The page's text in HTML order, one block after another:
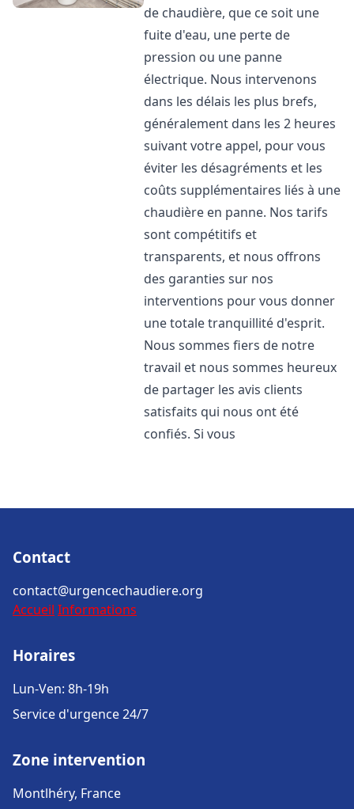
de chaudière, que ce soit une
fuite d'eau, une perte de
pression ou une panne
électrique. Nous intervenons
dans les délais les plus brefs,
généralement dans les 2 heures
suivant votre appel, pour vous
éviter les désagréments et les
coûts supplémentaires liés à une
chaudière en panne. Nos tarifs
sont compétitifs et
transparents, et nous offrons
des garanties sur nos
interventions pour vous donner
une totale tranquillité d'esprit.
Nous sommes fiers de notre
travail et nous sommes heureux
de partager les avis clients
satisfaits qui nous ont été
confiés. Si vous
Contact
contact@urgencechaudiere.org
Accueil Informations
Horaires
Lun-Ven: 8h-19h
Service d'urgence 24/7
Zone intervention
Montlhéry, France